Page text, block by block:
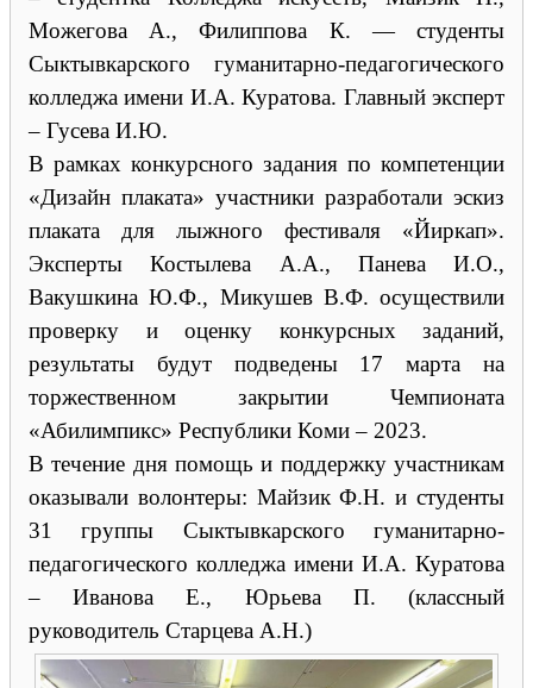
Можегова А., Филиппова К. — студенты
Сыктывкарского гуманитарно-педагогического
колледжа имени И.А. Куратова. Главный эксперт
– Гусева И.Ю.
В рамках конкурсного задания по компетенции
«Дизайн плаката» участники разработали эскиз
плаката для лыжного фестиваля «Йиркап».
Эксперты Костылева А.А., Панева И.О.,
Вакушкина Ю.Ф., Микушев В.Ф. осуществили
проверку и оценку конкурсных заданий,
результаты будут подведены 17 марта на
торжественном закрытии Чемпионата
«Абилимпикс» Республики Коми – 2023.
В течение дня помощь и поддержку участникам
оказывали волонтеры: Майзик Ф.Н. и студенты
31 группы Сыктывкарского гуманитарно-
педагогического колледжа имени И.А. Куратова
– Иванова Е., Юрьева П. (классный
руководитель Старцева А.Н.)